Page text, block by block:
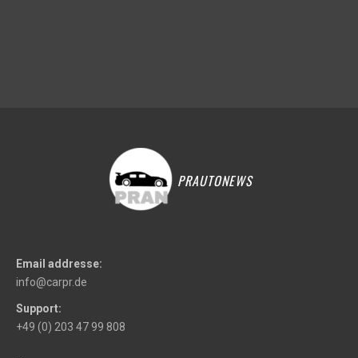
PRAUTONEWS
Email addresse:
info@carpr.de
Support:
+49 (0) 203 47 99 808